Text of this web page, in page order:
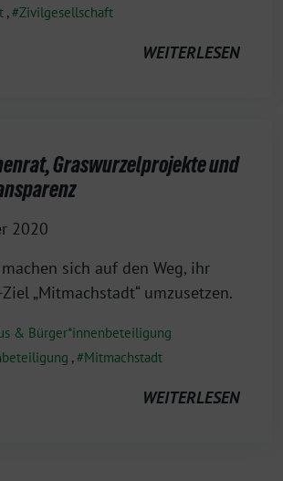
, Zivilgesellschaft
WEITERLESEN
Graswurzelprojekte und
2020
sich auf den Weg, ihr
„Mitmachstadt“ umzusetzen.
& Bürger*innenbeteiligung
, Mitmachstadt
WEITERLESEN